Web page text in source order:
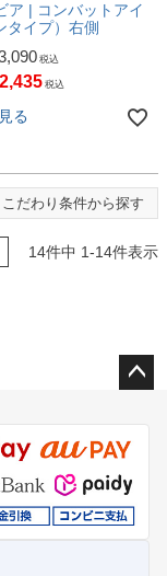
ア | コンバットアイ
タイプ）右側
税込
税込
る
こだわり条件から探す
14件中 1-14件表示
ジト
ップ
へ